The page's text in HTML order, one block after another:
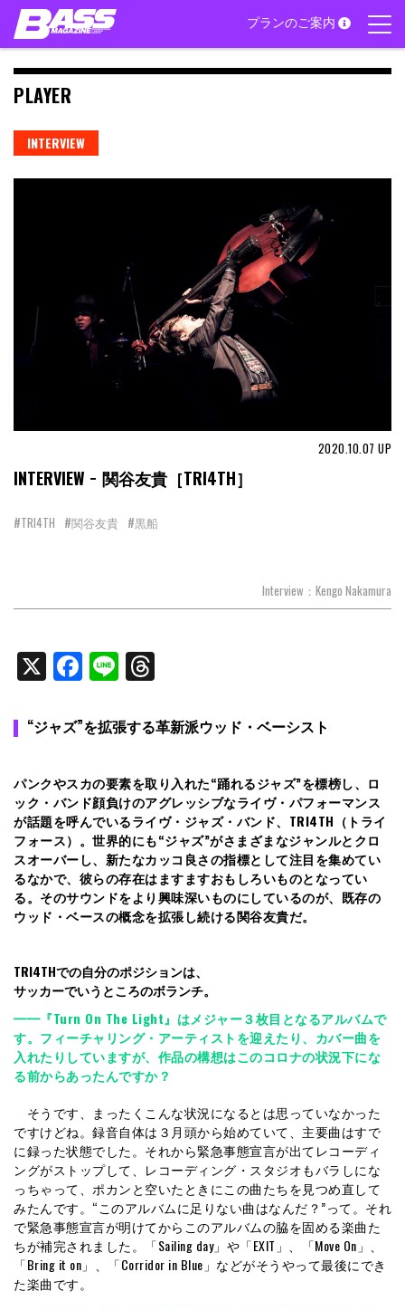
Skip
content
プランのご案内
PLAYER
INTERVIEW
2020.10.07 UP
INTERVIEW − 関谷友貴［TRI4TH］
#TRI4TH #関谷友貴 #黒船
Interview：Kengo Nakamura
X Facebook
Line
“ジャズ”を拡張する革新派ウッド・ベーシスト
パンクやスカの要素を取り入れた“踊れるジャズ”を標榜し、ロ
ック・バンド顔負けのアグレッシブなライヴ・パフォーマンス
が話題を呼んでいるライヴ・ジャズ・バンド、TRI4TH（トライ
フォース）。世界的にも“ジャズ”がさまざまなジャンルとクロ
スオーバーし、新たなカッコ良さの指標として注目を集めてい
るなかで、彼らの存在はますますおもしろいものとなってい
る。そのサウンドをより興味深いものにしているのが、既存の
ウッド・ベースの概念を拡張し続ける関谷友貴だ。
TRI4THでの自分のポジションは、
サッカーでいうところのボランチ。
━━『Turn On The Light』はメジャー３枚目となるアルバムで
す。フィーチャリング・アーティストを迎えたり、カバー曲を
入れたりしていますが、作品の構想はこのコロナの状況下にな
る前からあったんですか？
そうです、まったくこんな状況になるとは思っていなかった
ですけどね。録音自体は３月頭から始めていて、主要曲はすで
に録った状態でした。それから緊急事態宣言が出てレコーディ
ングがストップして、レコーディング・スタジオもバラしにな
っちゃって、ポカンと空いたときにこの曲たちを見つめ直して
みたんです。“このアルバムに足りない曲はなんだ？”って。それ
で緊急事態宣言が明けてからこのアルバムの脇を固める楽曲た
ちが補完されました。「Sailing day」や「EXIT」、「Move On」、
「Bring it on」、「Corridor in Blue」などがそうやって最後にでき
た楽曲です。